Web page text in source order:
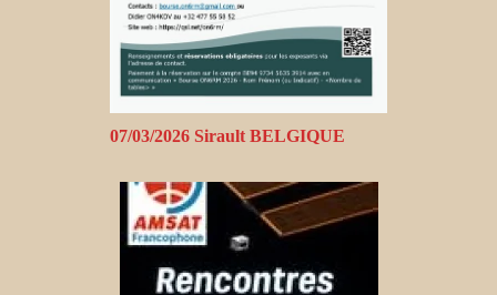
07/03/2026 Sirault BELGIQUE